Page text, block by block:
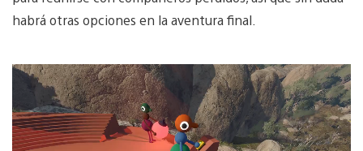
habrá otras opciones en la aventura final.